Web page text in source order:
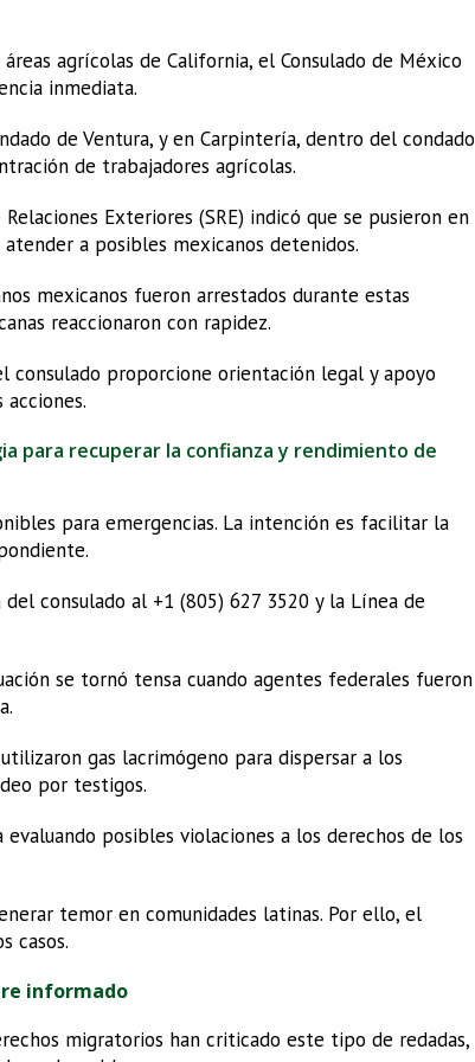
agrícolas de California, el Consulado de México
inmediata.
de Ventura, y en Carpintería, dentro del condado
de trabajadores agrícolas.
Exteriores (SRE) indicó que se pusieron en
atender a posibles mexicanos detenidos.
mexicanos fueron arrestados durante estas
reaccionaron con rapidez.
consulado proporcione orientación legal y apoyo
para recuperar la confianza y rendimiento de
para emergencias. La intención es facilitar la
consulado al +1 (805) 627 3520 y la Línea de
se tornó tensa cuando agentes federales fueron
gas lacrimógeno para dispersar a los
por testigos.
posibles violaciones a los derechos de los
temor en comunidades latinas. Por ello, el
casos.
informado
migratorios han criticado este tipo de redadas,